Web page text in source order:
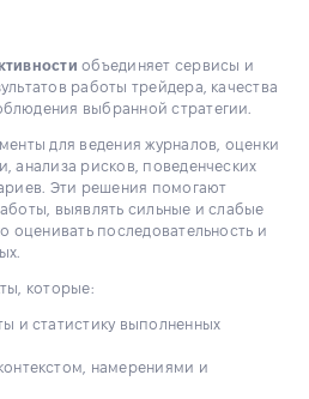
объединяет сервисы и
работы трейдера, качества
выбранной стратегии.
для ведения журналов, оценки
анализа рисков, поведенческих
Эти решения помогают
выявлять сильные и слабые
оценивать последовательность и
которые:
и статистику выполненных
намерениями и